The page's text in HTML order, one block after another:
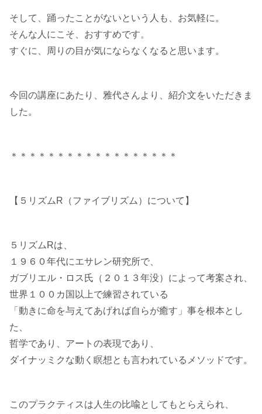
そして、踊ったことがないという人も、お気軽に。
そんな人にこそ、おすすめです。
すぐに、周りの目が気にならなくなると思います。
今回の講座にあたり、雅代さんより、紹介文をいただきま
した。
＊＊＊＊＊＊＊＊＊＊＊＊＊＊＊＊＊＊
【５リズムR（ファイブリズム）について】
５リズムRは、
１９６０年代にエサレン研究所で、
ガブリエル・ロス氏（２０１３年没）によって考案され、
世界１００カ国以上で練習されている
「動きに命を与えてあげれば自らが癒す」事を根本とし
た、
哲学であり、アートの表現であり、
ダイナッミクな動く瞑想とも言われているメソッドです。
このプラクティスは人生の比喩としてもとらえられ、